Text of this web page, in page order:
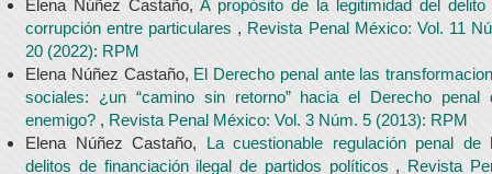
Elena Núñez Castaño, A propósito de la legitimidad del delito
corrupción entre particulares , Revista Penal México: Vol. 11
20 (2022): RPM
Elena Núñez Castaño, El Derecho penal ante las
sociales: ¿un “camino sin retorno” hacia el Derecho penal
enemigo? , Revista Penal México: Vol. 3 Núm. 5 (2013): RPM
Elena Núñez Castaño, La cuestionable regulación penal de
delitos de financiación ilegal de partidos políticos , Revista